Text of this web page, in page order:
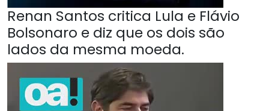
Renan Santos critica Lula e Flávio
Bolsonaro e diz que os dois são
lados da mesma moeda.